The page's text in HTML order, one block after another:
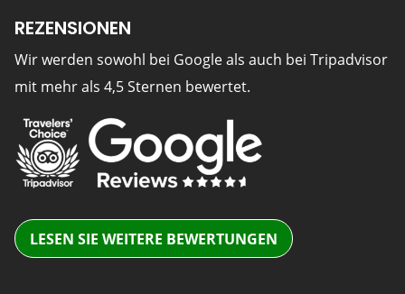
REZENSIONEN
Wir werden sowohl bei Google als auch bei Tripadvisor
mit mehr als 4,5 Sternen bewertet.
LESEN SIE WEITERE BEWERTUNGEN